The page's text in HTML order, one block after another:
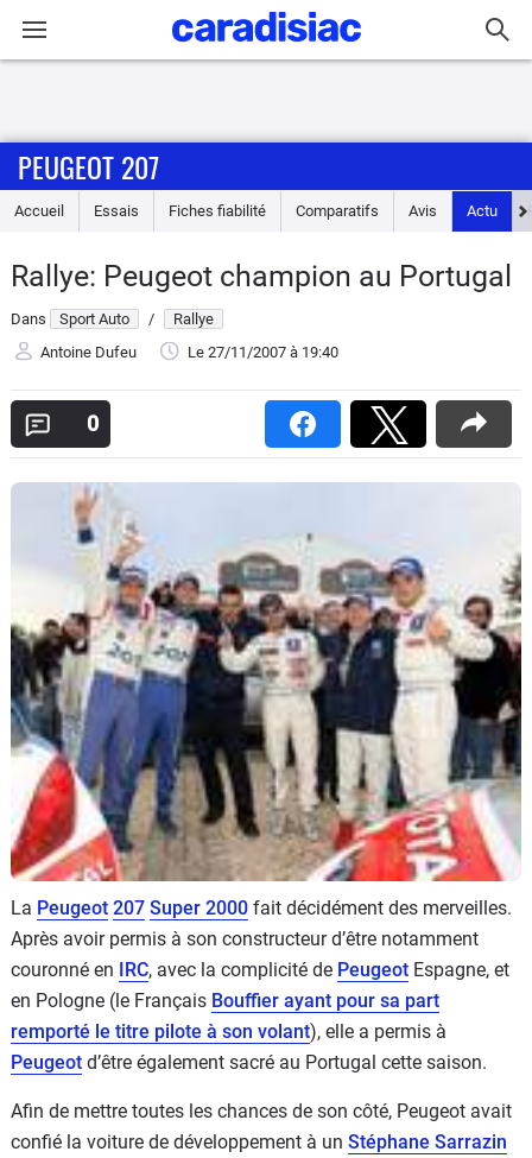
Accueil
Essais
Guide
Electriques
Utilitaires
Services
Forum
Moto
Marques
PEUGEOT 207
Accueil Essais Fiches fiabilité Comparatifs Avis Actu
Rallye: Peugeot champion au Portugal
Dans Sport Auto /
Rallye
Antoine Dufeu
Le 27/11/2007 à 19:40
0
La Peugeot 207 Super 2000 fait décidément des merveilles.
Après avoir permis à son constructeur d’être notamment
couronné en IRC, avec la complicité de Peugeot Espagne, et
en Pologne (le Français Bouffier ayant pour sa part
remporté le titre pilote à son volant), elle a permis à
Peugeot d’être également sacré au Portugal cette saison.
Afin de mettre toutes les chances de son côté, Peugeot avait
confié la voiture de développement à un Stéphane Sarrazin